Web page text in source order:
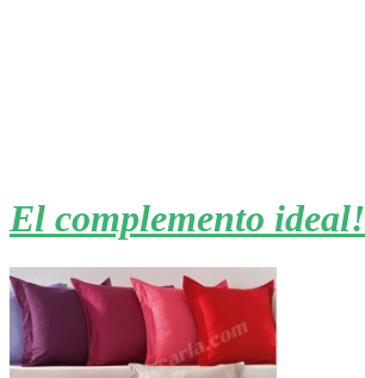
El complemento ideal!